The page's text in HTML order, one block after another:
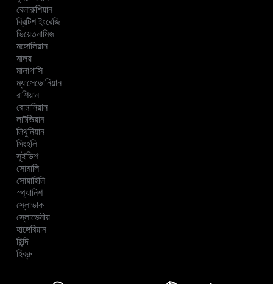
বেলারুশিয়ান
ব্রিটিশ ইংরেজি
ভিয়েতনামিজ
মঙ্গোলিয়ান
মালয়
মালাগাসি
ম্যাসেডোনিয়ান
রাশিয়ান
রোমানিয়ান
লাটভিয়ান
লিথুনিয়ান
সিংহলি
সুইডিশ
সোমালি
সোয়াহিলি
স্প্যানিশ
স্লোভাক
স্লোভেনীয়
হাঙ্গেরিয়ান
হিন্দি
হিব্রু